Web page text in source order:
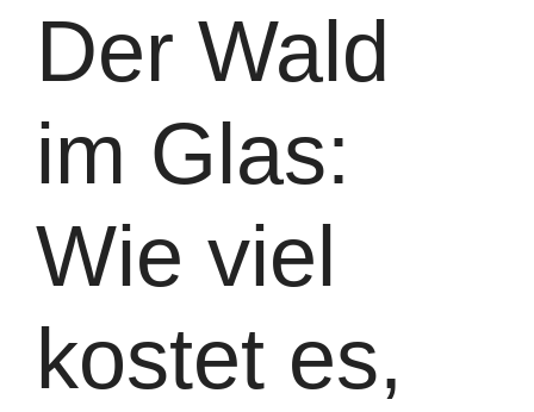
Der Wald
im Glas:
Wie viel
kostet es,